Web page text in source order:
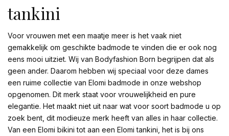
tankini
Voor vrouwen met een maatje meer is het vaak niet
gemakkelijk om geschikte badmode te vinden die er ook nog
eens mooi uitziet. Wij van Bodyfashion Born begrijpen dat als
geen ander. Daarom hebben wij speciaal voor deze dames
een ruime collectie van Elomi badmode in onze webshop
opgenomen. Dit merk staat voor vrouwelijkheid en pure
elegantie. Het maakt niet uit naar wat voor soort badmode u op
zoek bent, dit modieuze merk heeft van alles in haar collectie.
Van een Elomi bikini tot aan een Elomi tankini, het is bij ons